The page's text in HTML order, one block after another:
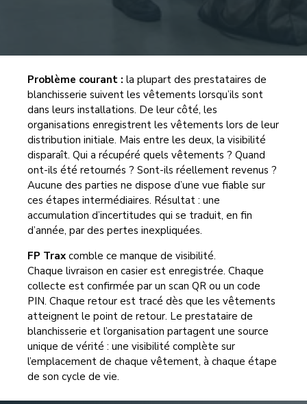
Problème courant : la plupart des prestataires de
blanchisserie suivent les vêtements lorsqu’ils sont
dans leurs installations. De leur côté, les
organisations enregistrent les vêtements lors de leur
distribution initiale. Mais entre les deux, la visibilité
disparaît. Qui a récupéré quels vêtements ? Quand
ont-ils été retournés ? Sont-ils réellement revenus ?
Aucune des parties ne dispose d’une vue fiable sur
ces étapes intermédiaires. Résultat : une
accumulation d’incertitudes qui se traduit, en fin
d’année, par des pertes inexpliquées.
FP Trax comble ce manque de visibilité.
Chaque livraison en casier est enregistrée. Chaque
collecte est confirmée par un scan QR ou un code
PIN. Chaque retour est tracé dès que les vêtements
atteignent le point de retour. Le prestataire de
blanchisserie et l’organisation partagent une source
unique de vérité : une visibilité complète sur
l’emplacement de chaque vêtement, à chaque étape
de son cycle de vie.